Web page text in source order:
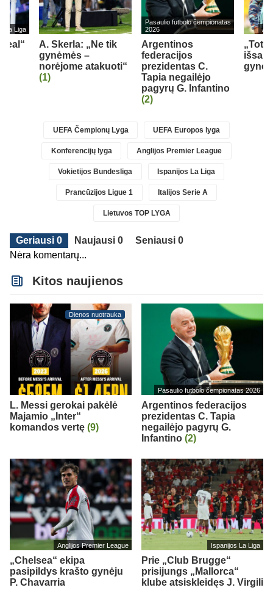
La Liga
A. Skerla: „Ne tik
gynėmės –
norėjome atakuoti“
(1)
Pasaulio futbolo čempionatas
2026
Argentinos
federacijos
prezidentas C.
Tapia negailėjo
pagyrų G. Infantino
(2)
UEFA Čempionų Lyga UEFA Europos lyga
Konferencijų lyga Anglijos Premier League
Vokietijos Bundesliga Ispanijos La Liga
Prancūzijos Ligue 1 Italijos Serie A
Lietuvos TOP LYGA
Geriausi 0 Naujausi 0
Seniausi 0
Nėra komentarų...
Kitos naujienos
Dienos nuotrauka
L. Messi gerokai pakėlė
Majamio „Inter“
komandos vertę (9)
Pasaulio futbolo čempionatas 2026
Argentinos federacijos
prezidentas C. Tapia
negailėjo pagyrų G.
Infantino (2)
Anglijos Premier League
„Chelsea“ ekipa
pasipildys krašto gynėju
P. Chavarria
Ispanijos La Liga
Prie „Club Brugge“
prisijungs „Mallorca“
klube atsiskleidęs J. Virgili